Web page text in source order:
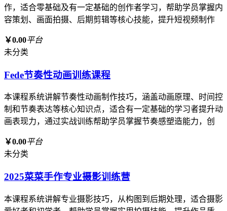
作，适合零基础及有一定基础的创作者学习，帮助学员掌握内
容策划、画面拍摄、后期剪辑等核心技能，提升短视频制作
￥0.00平台
未分类
Fede节奏性动画训练课程
本课程系统讲解节奏性动画制作技巧，涵盖动画原理、时间控
制和节奏表达等核心知识点，适合有一定基础的学习者提升动
画表现力，通过实战训练帮助学员掌握节奏感塑造能力，创
￥0.00平台
未分类
2025菜菜手作专业摄影训练营
本课程系统讲解专业摄影技巧，从构图到后期处理，适合摄影